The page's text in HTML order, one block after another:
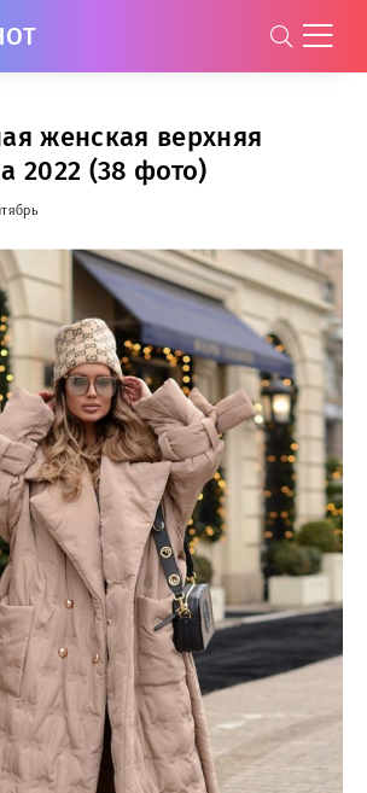
женская верхняя
2022 (38 фото)